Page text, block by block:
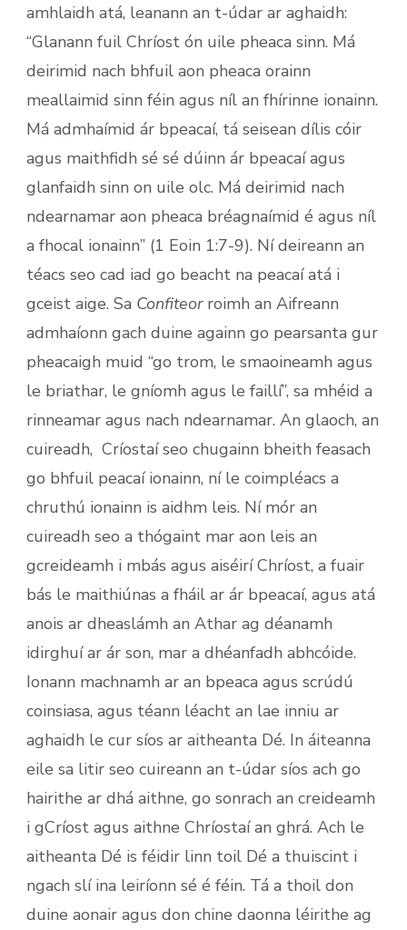
amhlaidh atá, leanann an t-údar ar aghaidh:
“Glanann fuil Chríost ón uile pheaca sinn. Má
deirimid nach bhfuil aon pheaca orainn
meallaimid sinn féin agus níl an fhírinne ionainn.
Má admhaímid ár bpeacaí, tá seisean dílis cóir
agus maithfidh sé sé dúinn ár bpeacaí agus
glanfaidh sinn on uile olc. Má deirimid nach
ndearnamar aon pheaca bréagnaímid é agus níl
a fhocal ionainn” (1 Eoin 1:7-9). Ní deireann an
téacs seo cad iad go beacht na peacaí atá i
gceist aige. Sa Confiteorroimh an Aifreann
admhaíonn gach duine againn go pearsanta gur
pheacaigh muid “go trom, le smaoineamh agus
le briathar, le gníomh agus le faillí”, sa mhéid a
rinneamar agus nach ndearnamar. An glaoch, an
cuireadh, Críostaí seo chugainn bheith feasach
go bhfuil peacaí ionainn, ní le coimpléacs a
chruthú ionainn is aidhm leis. Ní mór an
cuireadh seo a thógaint mar aon leis an
gcreideamh i mbás agus aiséirí Chríost, a fuair
bás le maithiúnas a fháil ar ár bpeacaí, agus atá
anois ar dheaslámh an Athar ag déanamh
idirghuí ar ár son, mar a dhéanfadh abhcóide.
Ionann machnamh ar an bpeaca agus scrúdú
coinsiasa, agus téann léacht an lae inniu ar
aghaidh le cur síos ar aitheanta Dé. In áiteanna
eile sa litir seo cuireann an t-údar síos ach go
hairithe ar dhá aithne, go sonrach an creideamh
i gCríost agus aithne Chríostaí an ghrá. Ach le
aitheanta Dé is féidir linn toil Dé a thuiscint i
ngach slí ina leiríonn sé é féin. Tá a thoil don
duine aonair agus don chine daonna léirithe ag